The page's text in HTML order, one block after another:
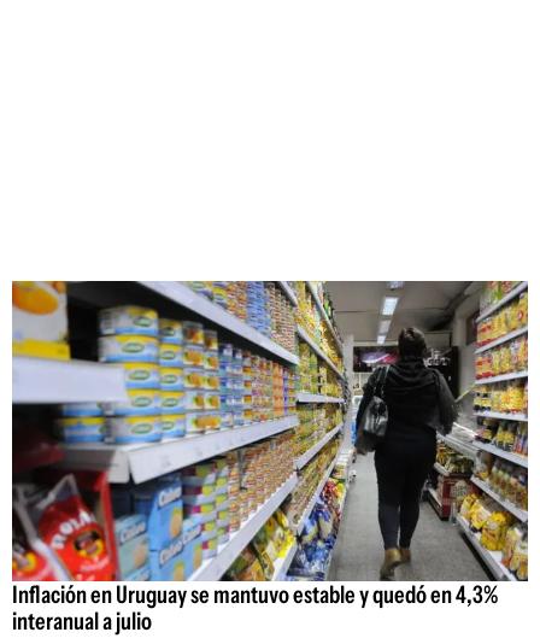
Inflación en Uruguay se mantuvo estable y quedó en 4,3%
interanual a julio